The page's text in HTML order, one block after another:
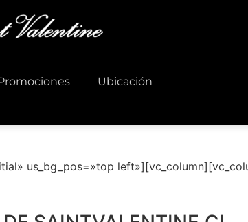
Ubicación
us_bg_pos=»top